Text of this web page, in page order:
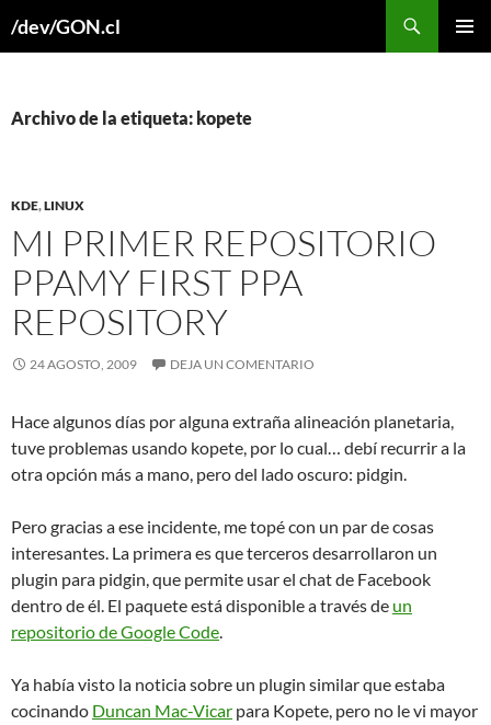
/dev/GON.cl
Archivo de la etiqueta: kopete
KDE,LINUX
MI PRIMER REPOSITORIO
PPAMY FIRST PPA
REPOSITORY
24 AGOSTO, 2009 DEJA UN COMENTARIO
Hace algunos días por alguna extraña alineación planetaria,
tuve problemas usando kopete, por lo cual… debí recurrir a la
otra opción más a mano, pero del lado oscuro: pidgin.
Pero gracias a ese incidente, me topé con un par de cosas
interesantes. La primera es que terceros desarrollaron un
plugin para pidgin, que permite usar el chat de Facebook
dentro de él. El paquete está disponible a través de un
repositorio de Google Code.
Ya había visto la noticia sobre un plugin similar que estaba
cocinando Duncan Mac-Vicar para Kopete, pero no le vi mayor